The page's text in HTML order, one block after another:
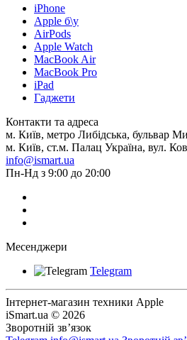
iPhone
Apple б\у
AirPods
Apple Watch
MacBook Air
MacBook Pro
iPad
Гаджети
Контакти та адреса
м. Київ, метро Либідська, бульвар
м. Київ, ст.м. Палац Україна, вул.
info@ismart.ua
Пн-Нд з 9:00 до 20:00
Месенджери
Telegram
Інтернет-магазин техники Apple
iSmart.ua © 2026
Зворотній зв’язок